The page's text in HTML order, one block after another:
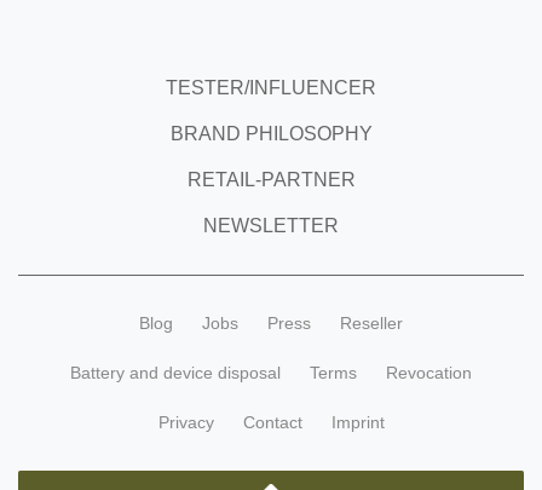
TESTER/INFLUENCER
BRAND PHILOSOPHY
RETAIL-PARTNER
NEWSLETTER
Blog Jobs Press Reseller
Battery and device disposal Terms Revocation
Privacy Contact Imprint